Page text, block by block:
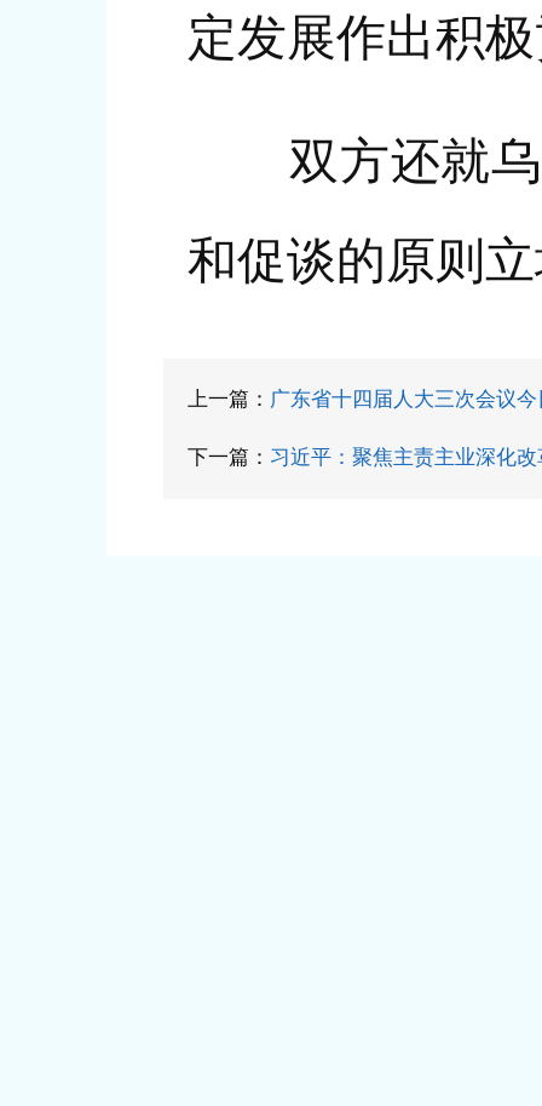
定发展作出积
双方还就乌
和促谈的原则
上一篇： 广东省十四届人大三次会议
下一篇： 习近平：聚焦主责主业深化